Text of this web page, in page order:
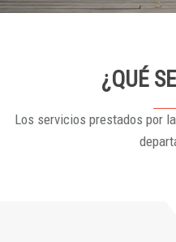
¿QUÉ
Los servicios prestados por